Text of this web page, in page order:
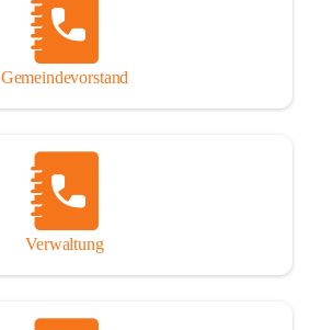
Gemeindevorstand
Verwaltung